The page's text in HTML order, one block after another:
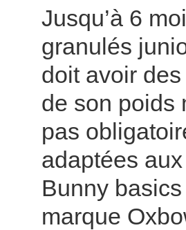
Jusqu’à 6
granulés
doit avoir
de son poids
pas
adaptées
Bunny
marque